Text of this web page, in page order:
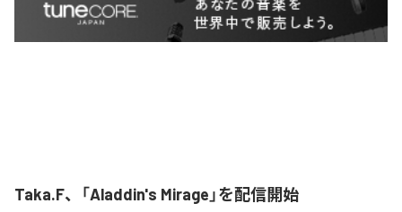
Taka.F、「Aladdin's Mirage」を配信開始